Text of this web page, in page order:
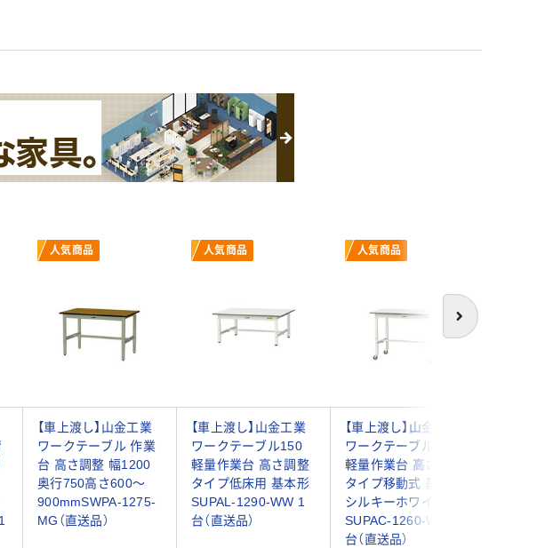
次へ
人気商品 人気商品 人気商品
【車上渡し】山金工業
ワークテーブル 作業
台 高さ調整 幅1200
奥行750高さ600～
900mmSWPA-1275-
MG（直送品）
【車上渡し】山金工業
ワークテーブル150
軽量作業台 高さ調整
タイプ低床用 基本形
SUPAL-1290-WW 1
台（直送品）
【車上渡し】山金工業
ワークテーブル150
軽量作業台 高さ調整
タイプ移動式 基本形
シルキーホワイト
SUPAC-1260-WW 1
台（直送品）